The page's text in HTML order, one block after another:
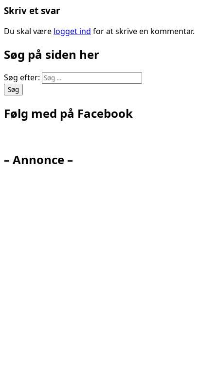
Skriv et svar
Du skal være logget ind for at skrive en kommentar.
Søg på siden her
Søg efter:
Følg med på Facebook
– Annonce –